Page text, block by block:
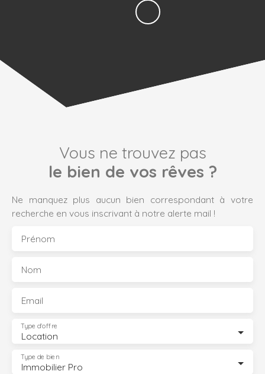
Vous ne trouvez pas
le bien de vos rêves ?
Ne manquez plus aucun bien correspondant à votre
recherche en vous inscrivant à notre alerte mail !
Prénom
Nom
Email
Location
Type d'offre
Immobilier Pro
Type de bien